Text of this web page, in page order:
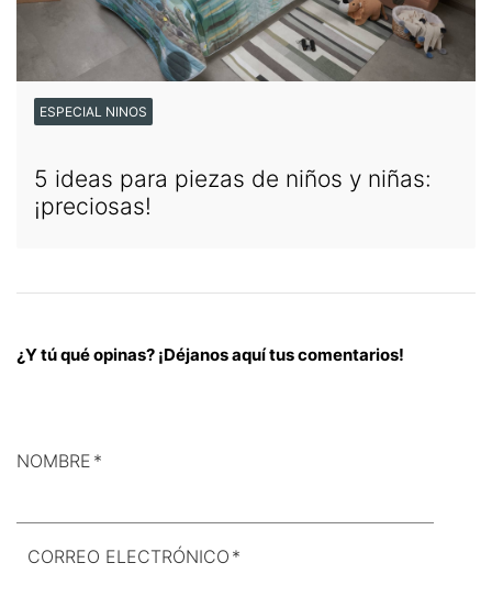
ESPECIAL NINOS
5 ideas para piezas de niños y niñas:
¡preciosas!
¿Y tú qué opinas? ¡Déjanos aquí tus comentarios!
NOMBRE *
CORREO ELECTRÓNICO *